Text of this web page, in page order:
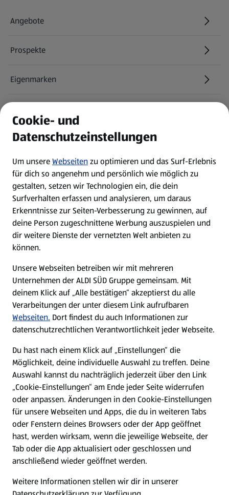
Angebote
Prospekte
Eigenmarken
Newsletter
WhatsApp
Über ALDI SÜD
Filialen
Nachhaltigkeit
Karriere
Presse
Hilfe & Kontakt
(öffnet in einem neuen Tab)
Unternehmen
Folge uns hier:
Cookie- und
Datenschutzeinstellungen
Um unsereWebseitenzu optimieren und das Surf-Erlebnis
für dich so angenehm und persönlich wie möglich zu
gestalten, setzen wir Technologien ein, die dein
Surfverhalten erfassen und analysieren, um daraus
Erkenntnisse zur Seiten-Verbesserung zu gewinnen, auf
deine Person zugeschnittene Werbung auszuspielen und
dir weitere Dienste der vernetzten Welt anbieten zu
können.
Unsere Webseiten betreiben wir mit mehreren
Unternehmen der ALDI SÜD Gruppe gemeinsam. Mit
deinem Klick auf „Alle bestätigen“ akzeptierst du alle
Verarbeitungen der unter diesem Link aufrufbaren
Webseiten. Dort findest du auch Informationen zur
datenschutzrechtlichen Verantwortlichkeit jeder Webseite.
Du hast nach einem Klick auf „Einstellungen“ die
Möglichkeit, deine individuelle Auswahl zu treffen. Deine
Auswahl kannst du nachträglich jederzeit über den Link
„Cookie-Einstellungen“ am Ende jeder Seite widerrufen
oder anpassen. Änderungen in den Cookie-Einstellungen
für unsere Webseiten und Apps, die du in weiteren Tabs
oder Fenstern deines Browsers oder der App geöffnet
hast, werden wirksam, wenn die jeweilige Webseite, der
Tab oder die App aktualisiert oder geschlossen und
anschließend wieder geöffnet werden.
Weitere Informationen stellen wir dir in unserer